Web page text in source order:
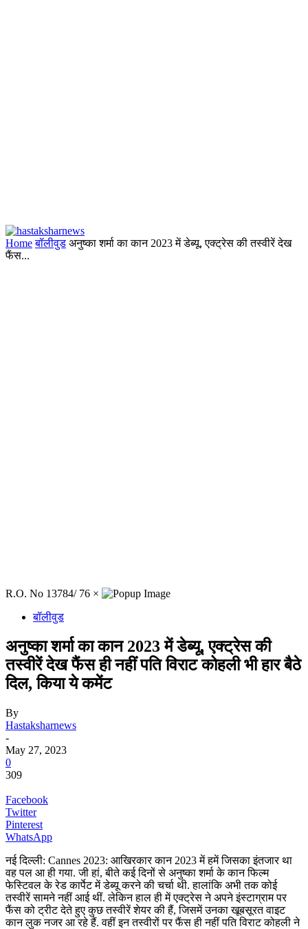
Home बॉलीवुड अनुष्का शर्मा का कान 2023 में डेब्यू, एक्ट्रेस की तस्वीरें देख
फैंस...
R.O. No 13784/ 76 ×
बॉलीवुड
अनुष्का शर्मा का कान 2023 में डेब्यू, एक्ट्रेस की
तस्वीरें देख फैंस ही नहीं पति विराट कोहली भी हार बैठे
दिल, किया ये कमेंट
By
Hastaksharnews
-
May 27, 2023
0
309
Facebook
Twitter
Pinterest
WhatsApp
नई दिल्ली: Cannes 2023: आखिरकार कान 2023 में हमें जिसका इंतजार था
वह पल आ ही गया. जी हां, बीते कई दिनों से अनुष्का शर्मा के कान फिल्म
फेस्टिवल के रेड कार्पेट में डेब्यू करने की चर्चा थी. हालांकि अभी तक कोई
तस्वीरें सामने नहीं आई थीं. लेकिन हाल ही में एक्ट्रेस ने अपने इंस्टाग्राम पर
फैंस को ट्रीट देते हुए कुछ तस्वीरें शेयर की हैं, जिसमें उनका खूबसूरत वाइट
कान लुक नजर आ रहे हैं. वहीं इन तस्वीरों पर फैंस ही नहीं पति विराट कोहली ने